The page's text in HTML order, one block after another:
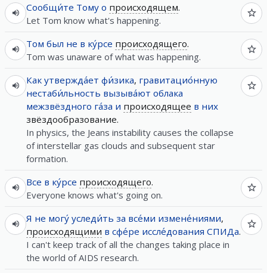
Сообщи́те Тому о происходящем.
Let Tom know what's happening.
Том был не в ку́рсе происходящего.
Tom was unaware of what was happening.
Как утвержда́ет фи́зика, гравитацио́нную
нестаби́льность вызыва́ют облака
межзвёздного га́за и происходящее в них
звёздообразование.
In physics, the Jeans instability causes the collapse
of interstellar gas clouds and subsequent star
formation.
Все в ку́рсе происходящего.
Everyone knows what's going on.
Я не могу́ уследи́ть за все́ми измене́ниями,
происходящими в сфе́ре иссле́дования СПИДа.
I can't keep track of all the changes taking place in
the world of AIDS research.